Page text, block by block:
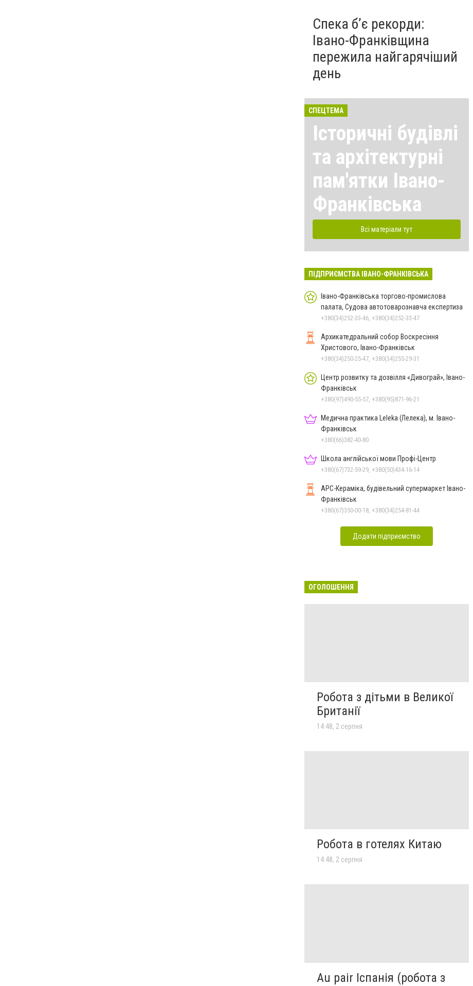
Спека б’є рекорди:
Івано-Франківщина
пережила найгарячіший
день
СПЕЦТЕМА
Історичні будівлі
та архітектурні
пам'ятки Івано-
Франківська
Всі матеріали тут
ПІДПРИЄМСТВА ІВАНО-ФРАНКІВСЬКА
Івано-Франківська торгово-промислова
палата, Судова автотоварознавча експертиза
+380(34)252-33-46, +380(34)252-33-47
Архикатедральний собор Воскресіння
Христового, Івано-Франківськ
+380(34)250-25-47, +380(34)255-29-31
Центр розвитку та дозвілля «Дивограй», Івано-
Франківськ
+380(97)490-55-57, +380(95)871-96-21
Медична практика Leleka (Лелека), м. Івано-
Франківськ
+380(66)382-40-80
Школа англійської мови Профі-Центр
+380(67)732-59-29, +380(50)434-16-14
АРС-Кераміка, будівельний супермаркет Івано-
Франківськ
+380(67)350-00-18, +380(34)254-81-44
Додати підприємство
ОГОЛОШЕННЯ
Робота з дітьми в Великої
Британії
14:48, 2 серпня
Робота в готелях Китаю
14:48, 2 серпня
Au pair Іспанія (робота з